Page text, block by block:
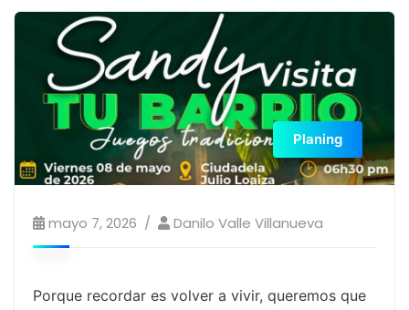
Planing
mayo 7, 2026 Danilo Valle Villanueva
Porque recordar es volver a vivir, queremos que